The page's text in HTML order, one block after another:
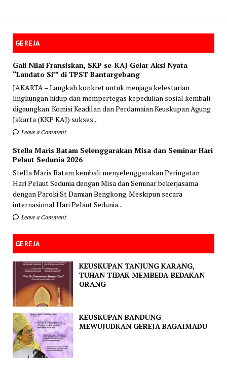
GEREJA
Gali Nilai Fransiskan, SKP se-KAJ Gelar Aksi Nyata
“Laudato Si’” di TPST Bantargebang
JAKARTA – Langkah konkret untuk menjaga kelestarian
lingkungan hidup dan mempertegas kepedulian sosial kembali
digaungkan. Komisi Keadilan dan Perdamaian Keuskupan Agung
Jakarta (KKP KAJ) sukses...
Leave a Comment
Stella Maris Batam Selenggarakan Misa dan Seminar Hari
Pelaut Sedunia 2026
Stella Maris Batam kembali menyelenggarakan Peringatan
Hari Pelaut Sedunia dengan Misa dan Seminar bekerjasama
dengan Paroki St Damian Bengkong. Meskipun secara
internasional Hari Pelaut Sedunia...
Leave a Comment
GEREJA
KEUSKUPAN TANJUNG KARANG,
TUHAN TIDAK MEMBEDA-BEDAKAN
ORANG
KEUSKUPAN BANDUNG
MEWUJUDKAN GEREJA BAGAIMADU